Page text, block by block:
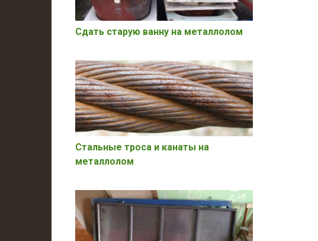
Сдать старую ванну на металлолом
Стальные троса и канаты на
металлолом